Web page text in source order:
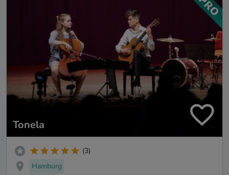
Tonela
(3)
Hamburg